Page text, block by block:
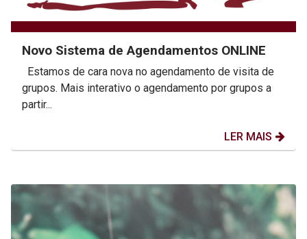
Novo Sistema de Agendamentos ONLINE
grupos. Mais interativo o agendamento por grupos a
partir...
LER MAIS